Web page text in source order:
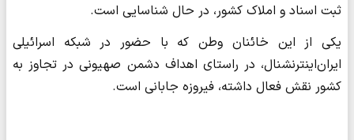
ثبت اسناد و املاک کشور، در حال شناسایی است.
یکی از این خائنان وطن که با حضور در شبکه اسرائیلی
ایران‌اینترنشنال، در راستای اهداف دشمن صهیونی در تجاوز به
کشور نقش فعال داشته، فیروزه جابانی است.